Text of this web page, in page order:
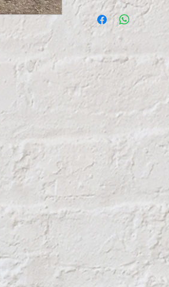
Pilna masa (kg) 750;
Pašmasa (kg) 347.